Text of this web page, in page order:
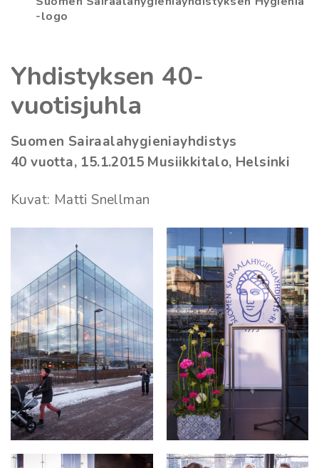
Yhdistyksen 40-
vuotisjuhla
Suomen Sairaalahygieniayhdistys
40 vuotta, 15.1.2015 Musiikkitalo, Helsinki
Kuvat: Matti Snellman
-logo